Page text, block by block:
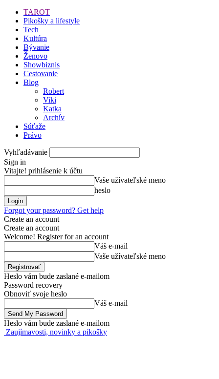
TAROT
Pikošky a lifestyle
Tech
Kultúra
Bývanie
Ženovo
Showbiznis
Cestovanie
Blog
Robert
Viki
Katka
Archív
Súťaže
Právo
Vyhľadávanie
Sign in
Vitajte! prihlásenie k účtu
Vaše užívateľské meno
heslo
Forgot your password? Get help
Create an account
Create an account
Welcome! Register for an account
Váš e-mail
Vaše užívateľské meno
Heslo vám bude zaslané e-mailom
Password recovery
Obnoviť svoje heslo
Váš e-mail
Heslo vám bude zaslané e-mailom
Zaujímavosti, novinky a pikošky